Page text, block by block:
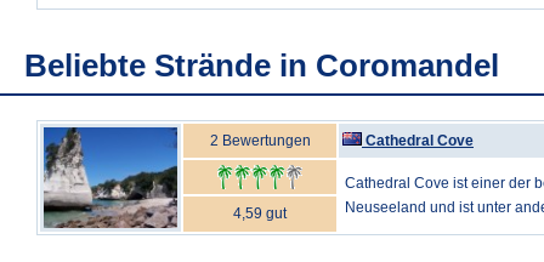
Beliebte Strände in Coromandel
2 Bewertungen Cathedral Cove
Cathedral Cove ist einer der
Neuseeland und ist unter
4,59 gut